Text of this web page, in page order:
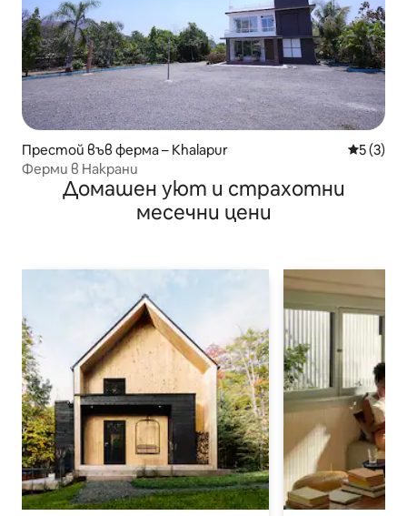
Престой във ферма – Khalapur Средна
5 (3)
Ферми в Накрани
Домашен уют и страхотни
месечни цени